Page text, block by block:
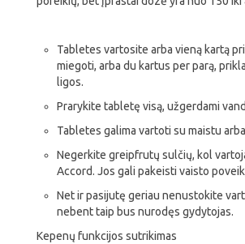
Tabletes vartosite arba vieną kartą
miegoti, arba du kartus per parą,
ligos.
Prarykite tabletę visą, užgerdami
Tabletes galima vartoti su maistu
Negerkite greipfrutų sulčių, kol
Accord. Jos gali pakeisti vaisto
Net ir pasijutę geriau nenustokite
nebent taip bus nurodęs gydytojas.
Kepenų funkcijos sutrikimas